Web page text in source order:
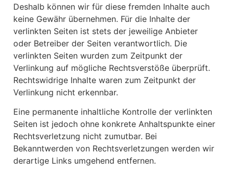
Deshalb können wir für diese fremden Inhalte auch
keine Gewähr übernehmen. Für die Inhalte der
verlinkten Seiten ist stets der jeweilige Anbieter
oder Betreiber der Seiten verantwortlich. Die
verlinkten Seiten wurden zum Zeitpunkt der
Verlinkung auf mögliche Rechtsverstöße überprüft.
Rechtswidrige Inhalte waren zum Zeitpunkt der
Verlinkung nicht erkennbar.
Eine permanente inhaltliche Kontrolle der verlinkten
Seiten ist jedoch ohne konkrete Anhaltspunkte einer
Rechtsverletzung nicht zumutbar. Bei
Bekanntwerden von Rechtsverletzungen werden wir
derartige Links umgehend entfernen.